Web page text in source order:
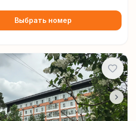
Выбрать номер